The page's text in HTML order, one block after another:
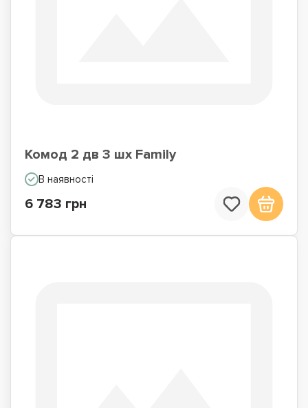
Комод 2 дв 3 шх Family
В наявності
6 783 грн